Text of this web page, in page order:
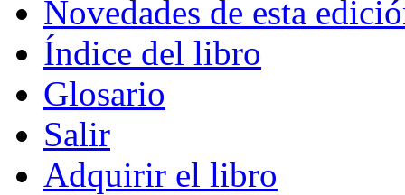
Novedades de esta
Índice del libro
Glosario
Salir
Adquirir el libro